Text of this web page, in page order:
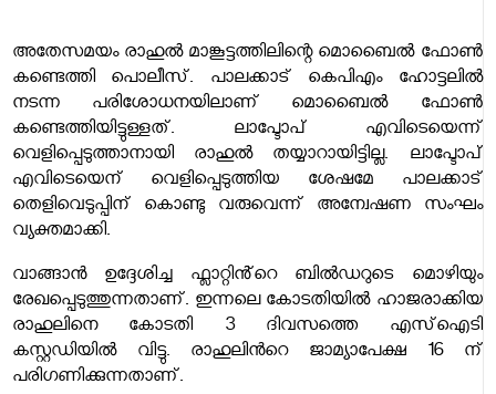
അതേസമയം രാഹുൽ മാങ്കൂട്ടത്തിലിന്റെ മൊബൈൽ ഫോൺ
കണ്ടെത്തി പൊലീസ്. പാലക്കാട് കെപിഎം ഹോട്ടലിൽ
നടന്ന പരിശോധനയിലാണ് മൊബൈൽ ഫോൺ
കണ്ടെത്തിയിട്ടുള്ളത്. ലാപ്ടോപ് എവിടെയെന്ന്
വെളിപ്പെടുത്താനായി രാഹുൽ തയ്യാറായിട്ടില്ല. ലാപ്ടോപ്
എവിടെയെന് വെളിപ്പെടുത്തിയ ശേഷമേ പാലക്കാട്
തെളിവെടുപ്പിന് കൊണ്ടു വരുവെന്ന് അന്വേഷണ സംഘം
വ്യക്തമാക്കി.
വാങ്ങാൻ ഉദ്ദേശിച്ച ഫ്ലാറ്റിൻ്റെ ബിൽഡറുടെ മൊഴിയും
രേഖപ്പെടുത്തുന്നതാണ്. ഇന്നലെ കോടതിയിൽ ഹാജരാക്കിയ
രാഹുലിനെ കോടതി 3 ദിവസത്തെ എസ്ഐടി
കസ്റ്റഡിയിൽ വിട്ടു. രാഹുലിന്‍റെ ജാമ്യാപേക്ഷ 16 ന്
പരിഗണിക്കുന്നതാണ്.